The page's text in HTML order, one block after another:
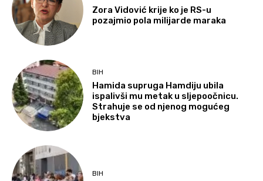
Zora Vidović krije ko je RS-u
pozajmio pola milijarde maraka
BIH
Hamida supruga Hamdiju ubila
ispalivši mu metak u sljepoočnicu.
Strahuje se od njenog mogućeg
bjekstva
BIH